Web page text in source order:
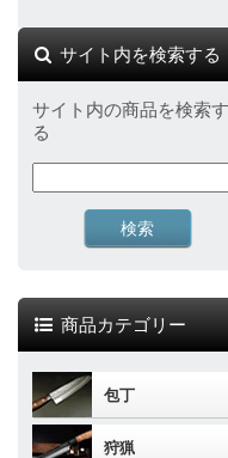
サイト内を検索する
サイト内の商品を検索す
る
商品カテゴリー
包丁
狩猟